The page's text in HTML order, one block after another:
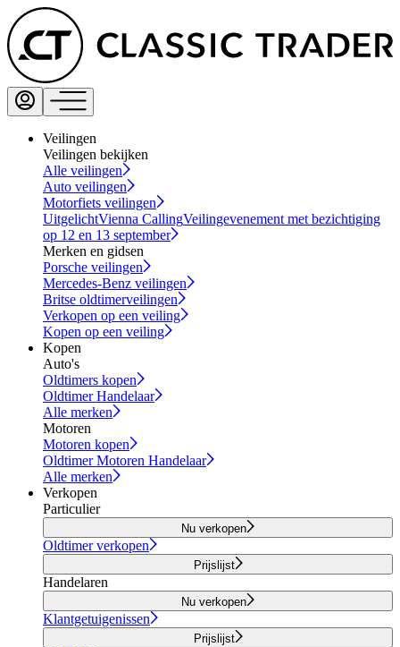
Veilingen
Veilingen bekijken
Alle veilingen
Auto veilingen
Motorfiets veilingen
UitgelichtVienna CallingVeilingevenement met bezichtiging
op 12 en 13 september
Merken en gidsen
Porsche veilingen
Mercedes-Benz veilingen
Britse oldtimerveilingen
Verkopen op een veiling
Kopen op een veiling
Kopen
Auto's
Oldtimers kopen
Oldtimer Handelaar
Alle merken
Motoren
Motoren kopen
Oldtimer Motoren Handelaar
Alle merken
Verkopen
Particulier
Nu verkopen
Oldtimer verkopen
Prijslijst
Handelaren
Nu verkopen
Klantgetuigenissen
Prijslijst